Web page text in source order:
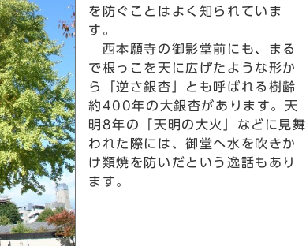
を防ぐことはよく知られていま
す。
西本願寺の御影堂前にも、まる
で根っこを天に広げたような形か
ら「逆さ銀杏」とも呼ばれる樹齢
約400年の大銀杏があります。天
明8年の「天明の大火」などに見舞
われた際には、御堂へ水を吹きか
け類焼を防いだという逸話もあり
ます。